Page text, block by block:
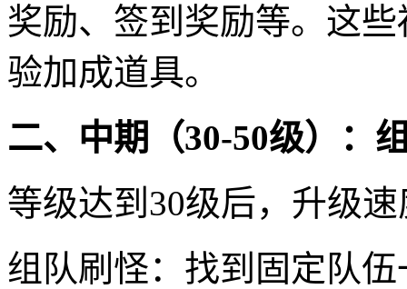
奖励、签到奖励等。这
验加成道具。
二、中期（30-50级）：
等级达到30级后，升级
组队刷怪：找到固定队